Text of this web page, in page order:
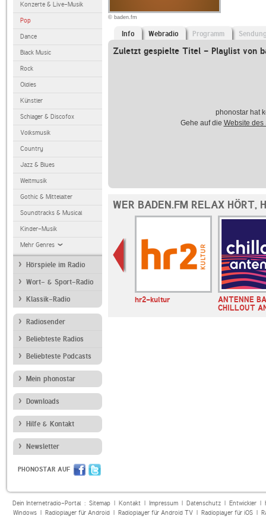
Konzerte & Live-Musik
Pop
Dance
Black Music
Rock
Oldies
Künstler
Schlager & Discofox
Volksmusik
Country
Jazz & Blues
Weltmusik
Gothic & Mittelalter
Soundtracks & Musical
Kinder-Musik
Mehr Genres
Hörspiele im Radio
Wort- & Sport-Radio
Klassik-Radio
Radiosender
Beliebteste Radios
Beliebteste Podcasts
Mein phonostar
Downloads
Hilfe & Kontakt
Newsletter
PHONOSTAR AUF
© baden.fm
Info Webradio Programm
Zuletzt gespielte Titel - Playlist von
phonostar hat
Gehe auf die Website des
WER BADEN.FM RELAX HÖRT,
hr2-kultur
ANTENNE
CHILLOUT
Dein Internetradio-Portal : Sitemap| Kontakt| Impressum| Datenschutz| Entwickler|
Windows| Radioplayer für Android| Radioplayer für Android TV| Radioplayer für iOS|